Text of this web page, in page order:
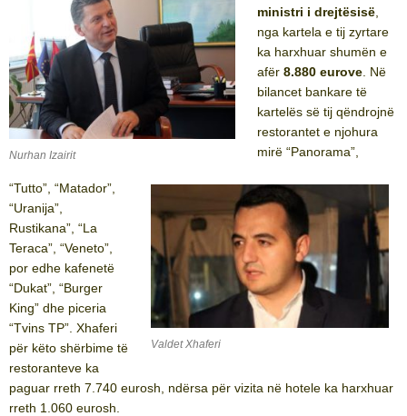
Nurhan Izairit
Valdet Xhaferi
ministri i drejtësisë
nga kartela e tij zyrtare
ka harxhuar shumën e
afër 8.880 eurove . Në
bilancet bankare të
kartelës së tij qëndrojnë
restorantet e njohura
mirë “Panorama”,
“Tutto”, “Matador”,
“Uranija”,
Rustikana”, “La
Teraca”, “Veneto”,
por edhe kafenetë
“Dukat”, “Burger
King” dhe piceria
“Tvins TP”. Xhaferi
për këto shërbime të
restoranteve ka
paguar rreth 7.740 eurosh, ndërsa për vizita në hotele ka harxhuar
rreth 1.060 eurosh.